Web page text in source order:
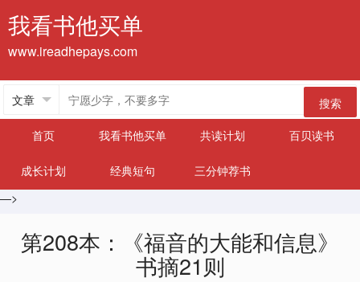
我看书他买单
www.ireadhepays.com
搜索
首页
我看书他买单 共读计划 百贝读书
成长计划 经典短句
三分钟荐书
—>
第208本：《福音的大能和信息》
书摘21则